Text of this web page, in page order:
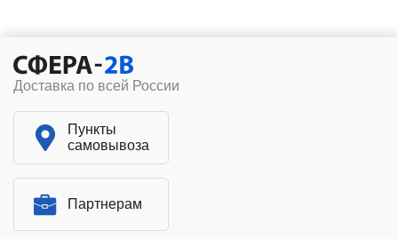
Доставка по всей России
Пункты
самовывоза
Партнерам